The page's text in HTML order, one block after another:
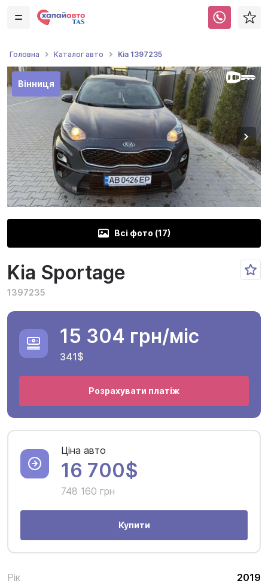
Головна Каталог авто Kia 1397235
Вінниця
Всі фото (17)
Kia Sportage
1397235
Рік
2019
15 304 грн/міс
341$
Розрахувати платіж
Ціна авто
16 700$
748 160 грн
Купити